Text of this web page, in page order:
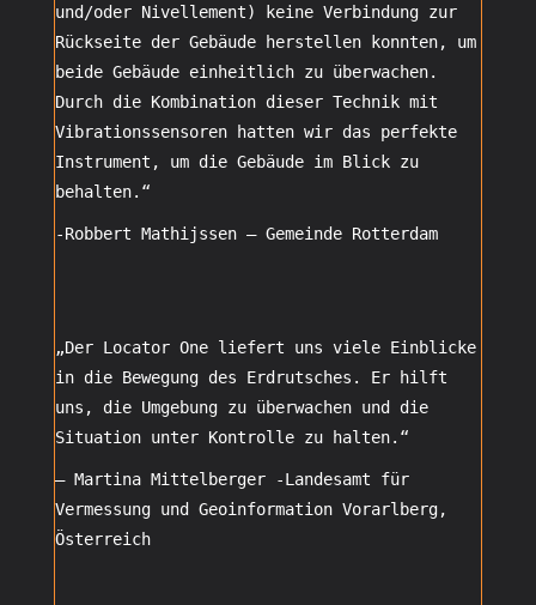
und/oder Nivellement) keine Verbindung zur
Rückseite der Gebäude herstellen konnten, um
beide Gebäude einheitlich zu überwachen.
Durch die Kombination dieser Technik mit
Vibrationssensoren hatten wir das perfekte
Instrument, um die Gebäude im Blick zu
behalten.“
-Robbert Mathijssen – Gemeinde Rotterdam
„Der Locator One liefert uns viele Einblicke
in die Bewegung des Erdrutsches. Er hilft
uns, die Umgebung zu überwachen und die
Situation unter Kontrolle zu halten.“
– Martina Mittelberger
-Landesamt für
Vermessung und Geoinformation Vorarlberg,
Österreich